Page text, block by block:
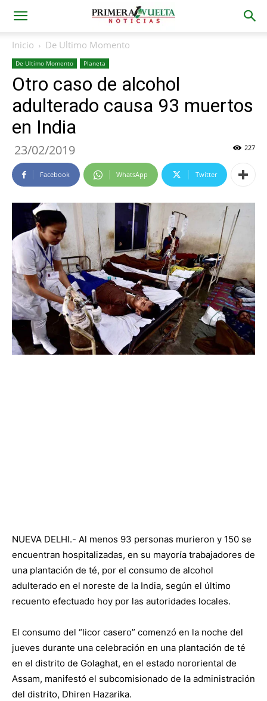
Inicio De Ultimo Momento
De Ultimo Momento Planeta
Otro caso de alcohol
adulterado causa 93 muertos
en India
23/02/2019 227
Facebook WhatsApp Twitter
NUEVA DELHI.- Al menos 93 personas murieron y 150 se
encuentran hospitalizadas, en su mayoría trabajadores de
una plantación de té, por el consumo de alcohol
adulterado en el noreste de la India, según el último
recuento efectuado hoy por las autoridades locales.
El consumo del “licor casero” comenzó en la noche del
jueves durante una celebración en una plantación de té
en el distrito de Golaghat, en el estado nororiental de
Assam, manifestó el subcomisionado de la administración
del distrito, Dhiren Hazarika.